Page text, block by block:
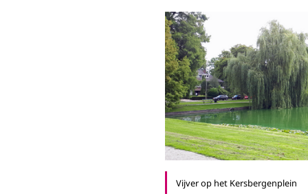
Vijver op het Kersbergenplein